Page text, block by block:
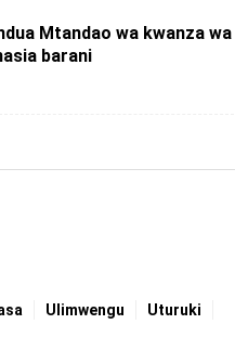
Mtandao wa kwanza wa
barani
Ulimwengu Uturuki